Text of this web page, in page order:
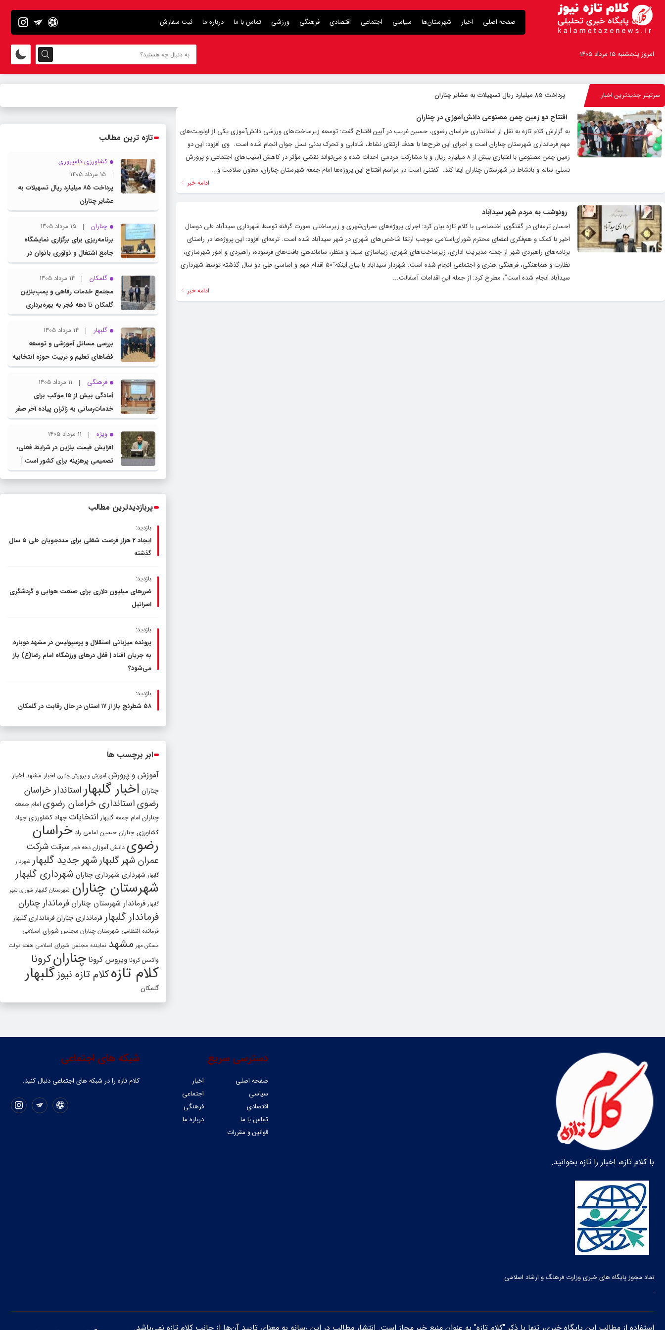
صفحه اصلی اخبار شهرستان‌ها سیاسی اجتماعی اقتصادی فرهنگی ورزشی تماس با ما درباره ما ثبت سفارش
امروز پنجشنبه ۱۵ مرداد ۱۴۰۵
سرتیتر جدیدترین اخبار پرداخت ۸۵ میلیارد ریال تسهیلات به عشایر چناران
افتتاح دو زمین چمن مصنوعی دانش‌آموزی در چناران
به گزارش کلام تازه به نقل از استانداری خراسان رضوی، حسین غریب در آیین افتتاح گفت: توسعه زیرساخت‌های ورزشی دانش‌آموزی یکی از اولویت‌های
مهم فرمانداری شهرستان چناران است و اجرای این طرح‌ها با هدف ارتقای نشاط، شادابی و تحرک بدنی نسل جوان انجام شده است. ‌ وی افزود: این دو
زمین چمن مصنوعی با اعتباری بیش از ۸ میلیارد ریال و با مشارکت مردمی احداث شده و می‌تواند نقشی مؤثر در کاهش آسیب‌های اجتماعی و پرورش
نسلی سالم و بانشاط در شهرستان چناران ایفا کند. ‌ گفتنی است در مراسم افتتاح این پروژه‌ها امام جمعه شهرستان چناران، معاون سلامت و...
ادامه خبر
رونوشت به مردم شهر سیدآباد
احسان ترمه‌ای در گفتگوی اختصاصی با کلام تازه بیان کرد: اجرای پروژه‌های عمران‌شهری و زیرساختی صورت گرفته توسط شهرداری سیدآباد طی دوسال
اخیر با کمک و هم‌فکری اعضای محترم شورای‌اسلامی موجب ارتقا شاخص‌های شهری در شهر سیدآباد شده است. ترمه‌ای افزود: این پروژه‌ها در راستای
برنامه‌های راهبردی شهر از جمله مدیریت اداری، زیرساخت‌های شهری، زیباسازی سیما و منظر، ساماندهی بافت‌های فرسوده، راهبردی و امور شهرسازی،
نظارت و هماهنگی، فرهنگی-هنری و اجتماعی انجام شده است. شهردار سیدآباد با بیان اینکه”۵۰ اقدام مهم و اساسی طی دو سال گذشته توسط شهرداری
سیدآباد انجام شده است”، مطرح کرد: از جمله این اقدامات آسفالت...
ادامه خبر
تازه ترین مطالب
کشاورزی،دامپروری
15 مرداد 1405
پرداخت ۸۵ میلیارد ریال تسهیلات به
عشایر چناران
چناران
15 مرداد 1405
برنامه‌ریزی برای برگزاری نمایشگاه
جامع اشتغال و نوآوری بانوان در
چناران
گلمکان
14 مرداد 1405
مجتمع خدمات رفاهی و پمپ‌بنزین
گلمکان تا دهه فجر به بهره‌برداری
می‌رسد
گلبهار
14 مرداد 1405
بررسی مسائل آموزشی و توسعه
فضاهای تعلیم و تربیت حوزه انتخابیه
در نشست مشترک عضو کمیسیون
آموزش مجلس با مدیرکل آموزش و
پرورش خراسان رضوی
فرهنگی
11 مرداد 1405
آمادگی بیش از ۱۵ موکب برای
خدمات‌رسانی به زائران پیاده آخر صفر
در شهرستان چناران
ویژه
11 مرداد 1405
افزایش قیمت بنزین در شرایط فعلی،
تصمیمی پرهزینه برای کشور است |
دولت، قاچاق سوخت و عوامل اصلی
پربازدیدترین مطالب
بازدید:
ایجاد 2 هزار فرصت شغلی برای مددجویان طی ۵ سال
گذشته
بازدید:
ضررهای میلیون دلاری برای صنعت هوایی و گردشگری
اسرائیل
بازدید:
پرونده میزبانی استقلال و پرسپولیس در مشهد دوباره
به جریان افتاد | قفل در‌های ورزشگاه امام رضا(ع) باز
می‌شود؟
بازدید:
۵۸ شطرنج‌ باز از ۱۷ استان در حال رقابت در گلمکان
ابر برچسب ها
آموزش و پرورش آموزش و پرورش چنارن اخبار مشهد اخبار
چناران اخبار گلبهار استاندار خراسان
رضویاستانداری خراسان رضوی امام جمعه
چناران امام جمعه گلبهار انتخابات جهاد کشاورزی جهاد
کشاورزی چناران حسین امامی راد خراسان
رضوی دانش آموزان دهه فجر سرقت شرکت
عمران شهر گلبهارشهر جدید گلبهار شهردار
گلبهار شهرداری شهرداری چناران شهرداری گلبهار
شهرستان چناران شهرستان گلبهار شورای شهر
گلبهار فرماندار شهرستان چناران فرماندار چناران
فرماندار گلبهار فرمانداری چنارانفرمانداری گلبهار
فرمانده انتظامی شهرستان چناران مجلس شورای اسلامی
مسکن مهر مشهد نماینده مجلس شورای اسلامی هفته دولت
واکسن کرونا ویروس کرونا چنارانکرونا
کلام تازهکلام تازه نیوزگلبهار
گلمکان
با کلام تازه، اخبار را تازه بخوانید.
نماد مجوز پایگاه های خبری وزارت فرهنگ و ارشاد اسلامی
شبکه های اجتماعی
کلام تازه را در شبکه ‌های اجتماعی دنبال کنید.
دسترسی سریع
صفحه اصلی
اخبار
سیاسی
اجتماعی
اقتصادی
فرهنگی
تماس با ما
درباره ما
قوانین و مقررات